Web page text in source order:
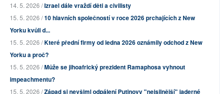
14. 5. 2026 /Izrael dále vraždí děti a civilisty
15. 5. 2026 /10 hlavních společností v roce 2026 prchajících z New
Yorku kvůli d...
15. 5. 2026 /Které přední firmy od ledna 2026 oznámily odchod z New
Yorku a proč?
15. 5. 2026 /Může se jihoafrický prezident Ramaphosa vyhnout
impeachmentu?
15. 5. 2026 /Západ si nevšiml odpálení Putinovy "nejsilnější" jaderné